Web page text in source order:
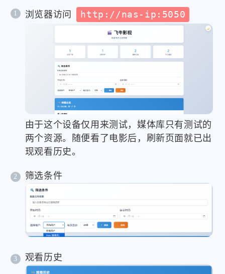
浏览器访问 http://nas-ip:5050
由于这个设备仅用来测试，媒体库只有测试的
两个资源。随便看了电影后，刷新页面就已出
现观看历史。
筛选条件
观看历史